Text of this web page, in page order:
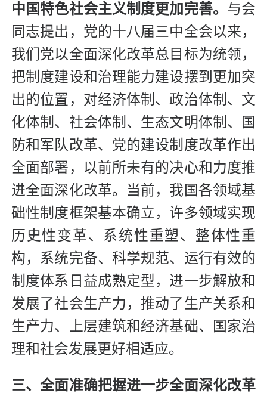
中国特色社会主义制度更加完善。 与会
同志提出，党的十八届三中全会以来，
我们党以全面深化改革总目标为统领，
把制度建设和治理能力建设摆到更加突
出的位置，对经济体制、政治体制、文
化体制、社会体制、生态文明体制、国
防和军队改革、党的建设制度改革作出
全面部署，以前所未有的决心和力度推
进全面深化改革。当前，我国各领域基
础性制度框架基本确立，许多领域实现
历史性变革、系统性重塑、整体性重
构，系统完备、科学规范、运行有效的
制度体系日益成熟定型，进一步解放和
发展了社会生产力，推动了生产关系和
生产力、上层建筑和经济基础、国家治
理和社会发展更好相适应。
三、全面准确把握进一步全面深化改革